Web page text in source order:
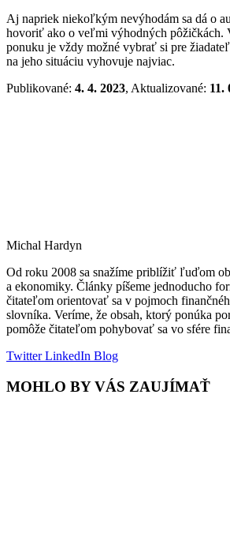
Aj napriek niekoľkým nevýhodám sa dá o
hovoriť ako o veľmi výhodných pôžičkách.
ponuku je vždy možné vybrať si pre
na jeho situáciu vyhovuje najviac.
Publikované: 4. 4. 2023, Aktualizované: 11.
Michal Hardyn
Od roku 2008 sa snažíme priblížiť ľuďom
a ekonomiky. Články píšeme jednoducho
čitateľom orientovať sa v pojmoch
slovníka. Veríme, že obsah, ktorý ponúka
pomôže čitateľom pohybovať sa vo sfére
TwitterLinkedIn Blog
MOHLO BY VÁS ZAUJÍMAŤ